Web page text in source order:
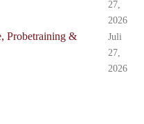
27,
2026
Probetraining &
Juli
27,
2026